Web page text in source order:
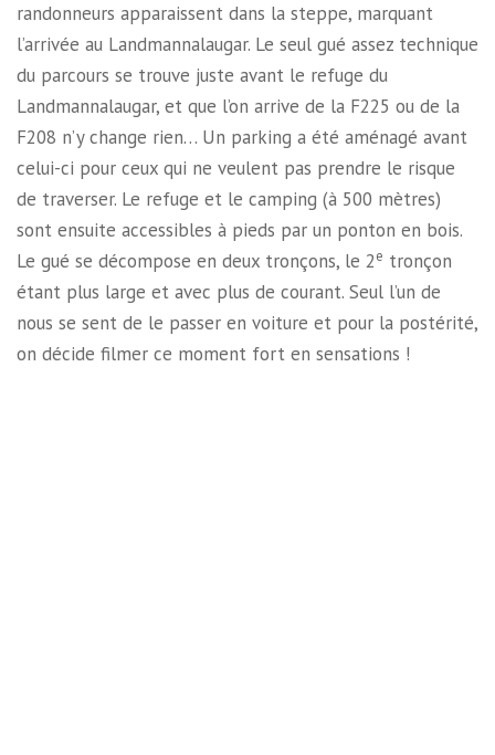
randonneurs apparaissent dans la steppe, marquant
l’arrivée au Landmannalaugar. Le seul gué assez technique
du parcours se trouve juste avant le refuge du
Landmannalaugar, et que l’on arrive de la F225 ou de la
F208 n’y change rien… Un parking a été aménagé avant
celui-ci pour ceux qui ne veulent pas prendre le risque
de traverser. Le refuge et le camping (à 500 mètres)
sont ensuite accessibles à pieds par un ponton en bois.
Le gué se décompose en deux tronçons, le 2e tronçon
étant plus large et avec plus de courant. Seul l’un de
nous se sent de le passer en voiture et pour la postérité,
on décide filmer ce moment fort en sensations !